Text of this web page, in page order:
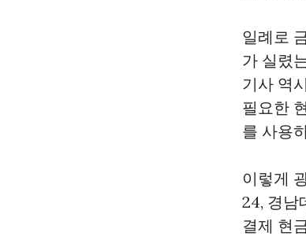
일례로
가 실렸
기사 역
필요한
를 사용
이렇게
24, 경남
결제 현